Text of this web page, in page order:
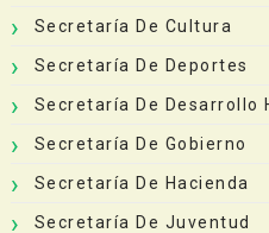
Secretaría De Cultura
Secretaría De Deportes
Secretaría De Desarrollo
Secretaría De Gobierno
Secretaría De Hacienda
Secretaría De Juventud